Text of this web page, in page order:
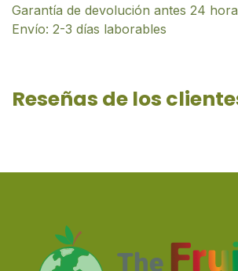
Garantía de devolución antes 24
Envío: 2-3 días laborables
Reseñas de los